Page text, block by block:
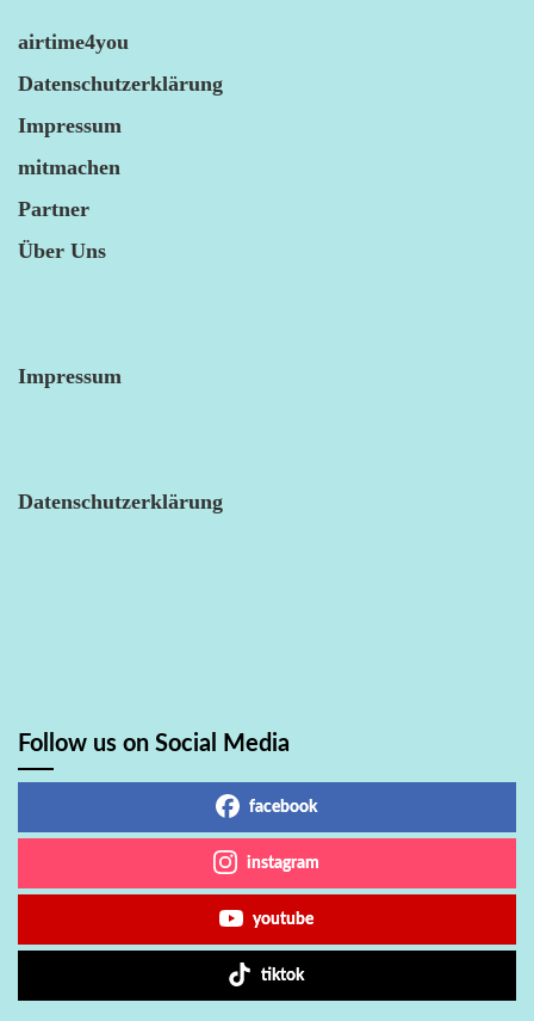
airtime4you
Datenschutzerklärung
Impressum
mitmachen
Partner
Über Uns
Impressum
Datenschutzerklärung
Follow us on Social Media
facebook
instagram
youtube
tiktok